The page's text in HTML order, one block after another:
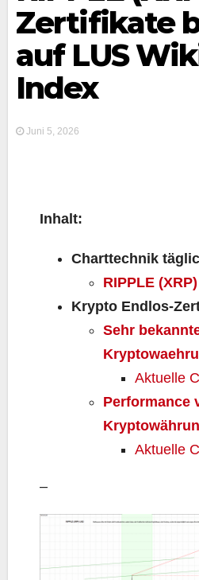
Zertifikate
auf LUS
Index
Juni 5, 2026
Inhalt:
Charttechnik
RIPPLE
Krypto Endlos-
Sehr
Aktuelle
Performance
Aktuelle
–